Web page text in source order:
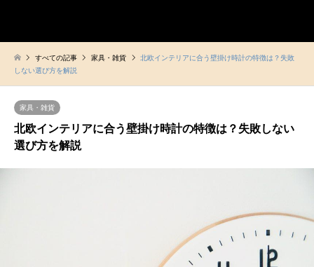
すべての記事 家具・雑貨
北欧インテリアに合う壁掛け時計の特徴は？失敗
しない選び方を解説
家具・雑貨
北欧インテリアに合う壁掛け時計の特徴は？失敗しない
選び方を解説